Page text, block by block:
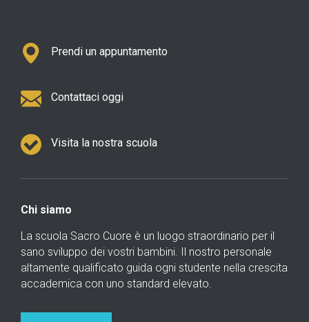
Prendi un appuntamento
Contattaci oggi
Visita la nostra scuola
Chi siamo
La scuola Sacro Cuore è un luogo straordinario per il
sano sviluppo dei vostri bambini. Il nostro personale
altamente qualificato guida ogni studente nella crescita
accademica con uno standard elevato.